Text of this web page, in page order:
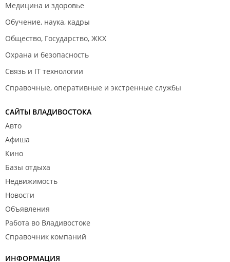
Медицина и здоровье
Обучение, наука, кадры
Общество, Государство, ЖКХ
Охрана и безопасность
Связь и IT технологии
Справочные, оперативные и экстренные службы
САЙТЫ ВЛАДИВОСТОКА
Авто
Афиша
Кино
Базы отдыха
Недвижимость
Новости
Объявления
Работа во Владивостоке
Справочник компаний
ИНФОРМАЦИЯ